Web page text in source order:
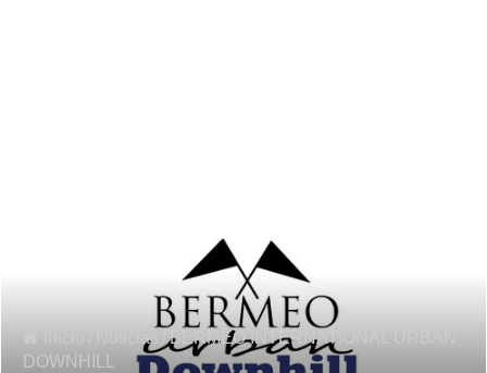
Noticias
BERMEO INTERNATIONAL URBAN
DOWNHILL